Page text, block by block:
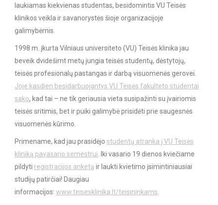
laukiamas kiekvienas studentas, besidomintis VU Teisės
klinikos veikla ir savanorystės šioje organizacijoje
galimybėmis.
1998 m. įkurta Vilniaus universiteto (VU) Teisės klinika jau
beveik dvidešimt metų jungia teisės studentų, dėstytojų,
teisės profesionalų pastangas ir darbą visuomenės gerovei.
Joje kasdien besidarbuojantys VU Teisės fakulteto studentai
sako, kad tai – ne tik geriausia vieta susipažinti su įvairiomis
teisės sritimis, bet ir puiki galimybė prisidėti prie saugesnės
visuomenės kūrimo.
Primename, kad jau prasidėjo studentų atranka į VU Teisės
kliniką pavasario semestrui . Iki vasario 19 dienos kviečiame
pildyti registracijos anketą ir laukti kvietimo įsimintiniausiai
studijų patirčiai! Daugiau
informacijos: www.teisesklinika.lt/teisininkams